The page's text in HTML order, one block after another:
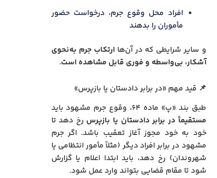
افراد محل وقوع جرم، درخواست حضور
مأموران را بدهند
و سایر شرایطی که در آن‌هاارتکاب جرم به‌نحوی
آشکار، بی‌واسطه و فوری قابل مشاهده است.
📌 قید مهم «در برابر دادستان یا بازپرس»
طبق بند «پ» ماده ۶۴، وقوع جرم مشهود باید
مستقیماً در برابر دادستان یا بازپرس رخ دهد تا
خود به‌ خود مجوز آغاز تعقیب باشد. اگر جرم
مشهود در برابر افراد دیگر (مثلاً مأمور انتظامی یا
شهروندان) رخ دهد، باید ابتدا اعلام یا گزارش
شود تا مقام قضایی بتواند وارد عمل شود.